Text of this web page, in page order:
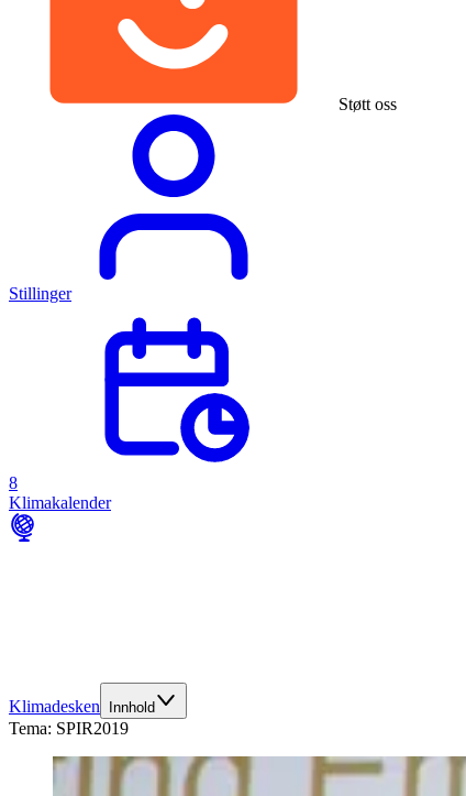
Støtt oss
Stillinger
8
Klimakalender
Klimadesken Innhold
Tema: SPIR2019